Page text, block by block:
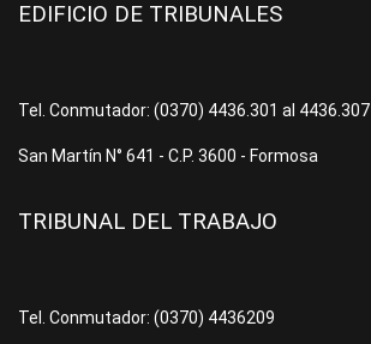
EDIFICIO DE TRIBUNALES
Tel. Conmutador: (0370) 4436.301 al 4436.307
San Martín N° 641 - C.P. 3600 - Formosa
TRIBUNAL DEL TRABAJO
Tel. Conmutador: (0370) 4436209